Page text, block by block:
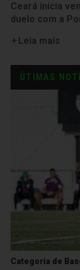
Ceará inicia
duelo com a
Leia mais
ÚTIMAS
Categoria de